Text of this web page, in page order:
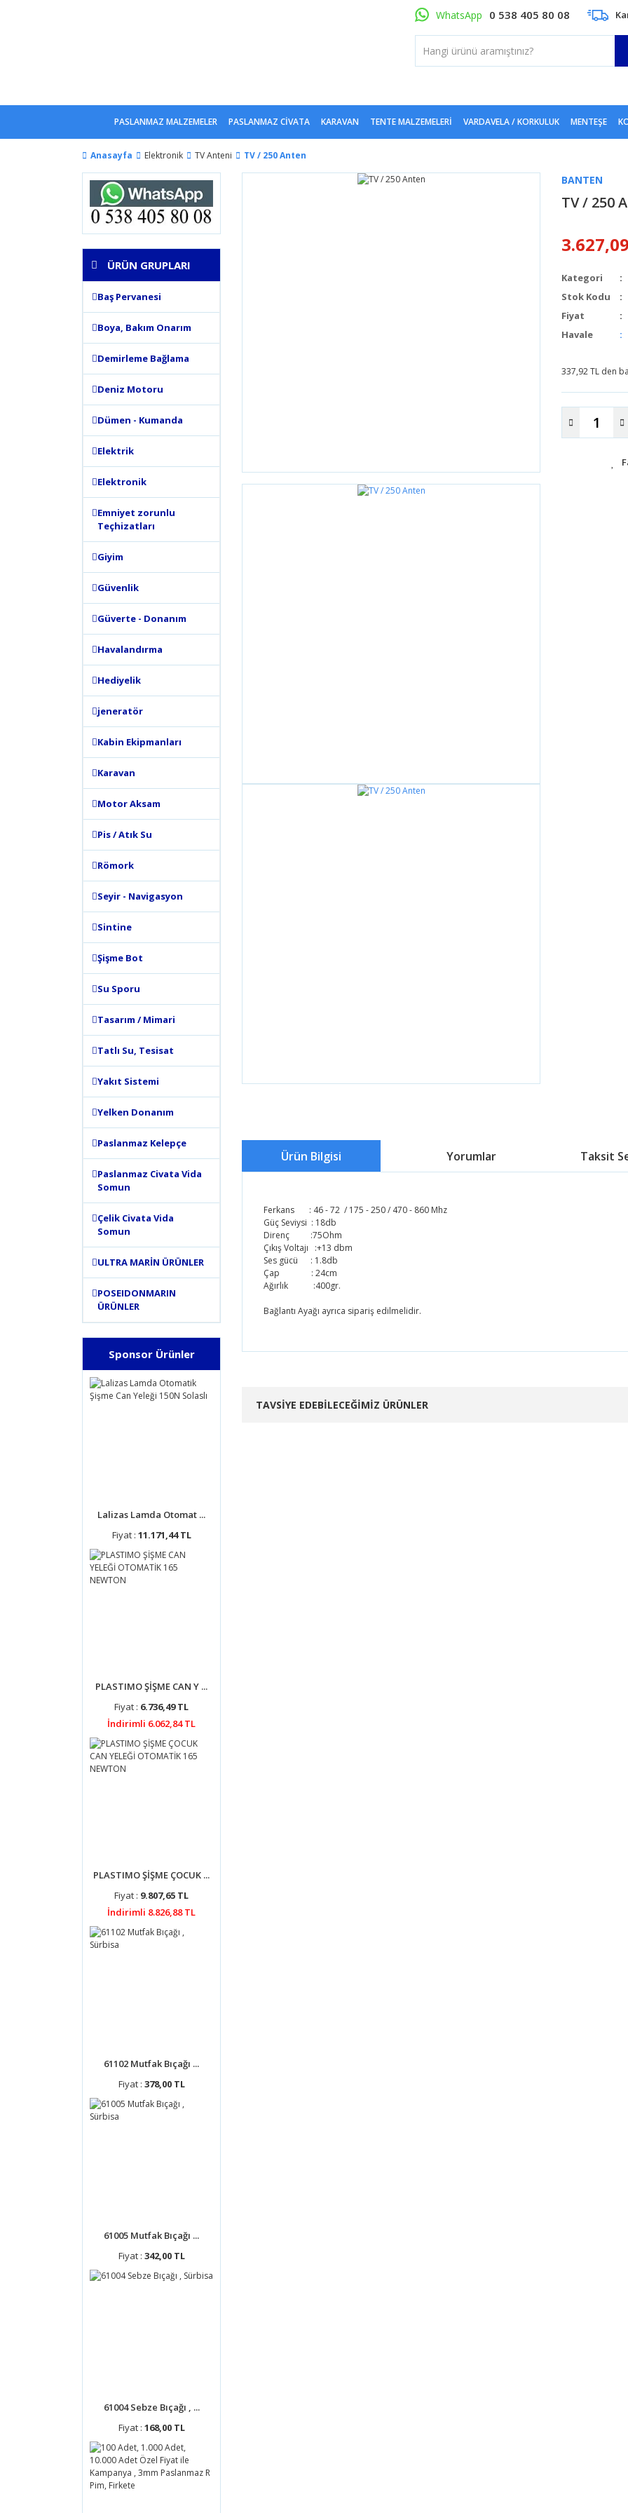
WhatsApp 0 538 405 80 08
PASLANMAZ MALZEMELER PASLANMAZ CİVATA KARAVAN TENTE MALZEMELERI VARDAVELA / KORKULUK MENTEŞE
Anasayfa Elektronik TV Anteni TV / 250 Anten
ÜRÜN GRUPLARI
Baş Pervanesi
Boya, Bakım Onarım
Demirleme Bağlama
Deniz Motoru
Dümen - Kumanda
Elektrik
Elektronik
Emniyet zorunlu
Teçhizatları
Giyim
Güvenlik
Güverte - Donanım
Havalandırma
Hediyelik
jeneratör
Kabin Ekipmanları
Karavan
Motor Aksam
Pis / Atık Su
Römork
Seyir - Navigasyon
Sintine
Şişme Bot
Su Sporu
Tasarım / Mimari
Tatlı Su, Tesisat
Yakıt Sistemi
Yelken Donanım
Paslanmaz Kelepçe
Paslanmaz Civata Vida
Somun
Çelik Civata Vida
Somun
ULTRA MARİN ÜRÜNLER
POSEIDONMARIN
ÜRÜNLER
Sponsor Ürünler
Lalizas Lamda Otomat ...
Fiyat : 11.171,44 TL
PLASTIMO ŞİŞME CAN Y ...
Fiyat : 6.736,49 TL
İndirimli 6.062,84 TL
PLASTIMO ŞİŞME ÇOCUK ...
Fiyat : 9.807,65 TL
İndirimli 8.826,88 TL
61102 Mutfak Bıçağı ...
Fiyat : 378,00 TL
61005 Mutfak Bıçağı ...
Fiyat : 342,00 TL
61004 Sebze Bıçağı , ...
Fiyat : 168,00 TL
BANTEN
TV / 250
Kategori
Stok Kodu
Fiyat
Havale
337,92 TL den
Ürün Bilgisi Yorumlar Taksit
Ferkans : 46 - 72 / 175 - 250 / 470 - 860 Mhz
Güç Seviysi : 18db
Direnç :75Ohm
Çıkış Voltajı :+13 dbm
Ses gücü : 1.8db
Çap : 24cm
Ağırlık :400gr.
Bağlantı Ayağı ayrıca sipariş edilmelidir.
Ürün resmi kalitesiz, bozuk veya görüntülenemiyor.
TAVSİYE EDEBİLECEĞİMİZ ÜRÜNLER